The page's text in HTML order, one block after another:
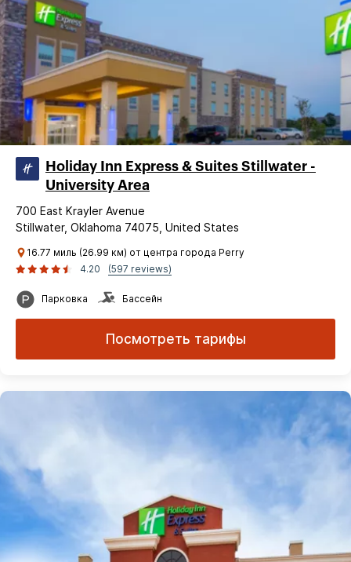
Holiday Inn Express & Suites Stillwater -
University Area
700 East Krayler Avenue
Stillwater, Oklahoma 74075, United States
16.77 миль (26.99 км) от центра города Perry
4.20
(597 reviews)
Парковка Бассейн
Посмотреть тарифы